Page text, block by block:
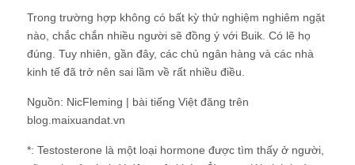
Trong trường hợp không có bất kỳ thử nghiệm nghiêm ngặt
nào, chắc chắn nhiều người sẽ đồng ý với Buik. Có lẽ họ
đúng. Tuy nhiên, gần đây, các chủ ngân hàng và các nhà
kinh tế đã trở nên sai lầm về rất nhiều điều.
Nguồn: NicFleming | bài tiếng Việt đăng trên
blog.maixuandat.vn
*: Testosterone là một loại hormone được tìm thấy ở người,